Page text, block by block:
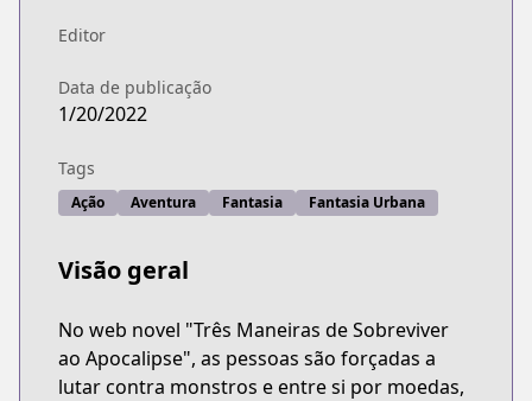
Editor
Data de publicação
1/20/2022
Tags
Ação Aventura Fantasia Fantasia Urbana
Visão geral
No web novel "Três Maneiras de Sobreviver
ao Apocalipse", as pessoas são forçadas a
lutar contra monstros e entre si por moedas,